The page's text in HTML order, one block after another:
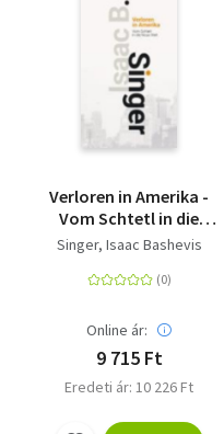
Verloren in Amerika -
Vom Schtetl in die
Neue Welt
Singer, Isaac Bashevis
Online ár:
9 715 Ft
Eredeti ár: 10 226 Ft